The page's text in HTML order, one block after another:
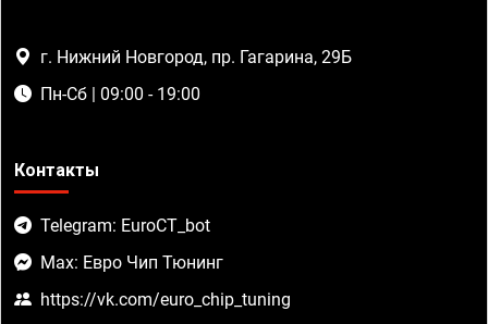
г. Нижний Новгород, пр. Гагарина, 29Б
Пн-Сб | 09:00 - 19:00
Контакты
Telegram: EuroCT_bot
Max: Евро Чип Тюнинг
https://vk.com/euro_chip_tuning